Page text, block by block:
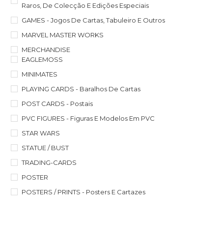
Raros, De Colecção E Edições Especiais
GAMES - Jogos De Cartas, Tabuleiro E Outros
MARVEL MASTER WORKS
MERCHANDISE
EAGLEMOSS
MINIMATES
PLAYING CARDS - Baralhos De Cartas
POST CARDS - Postais
PVC FIGURES - Figuras E Modelos Em PVC
STAR WARS
STATUE / BUST
TRADING-CARDS
POSTER
POSTERS / PRINTS - Posters E Cartazes